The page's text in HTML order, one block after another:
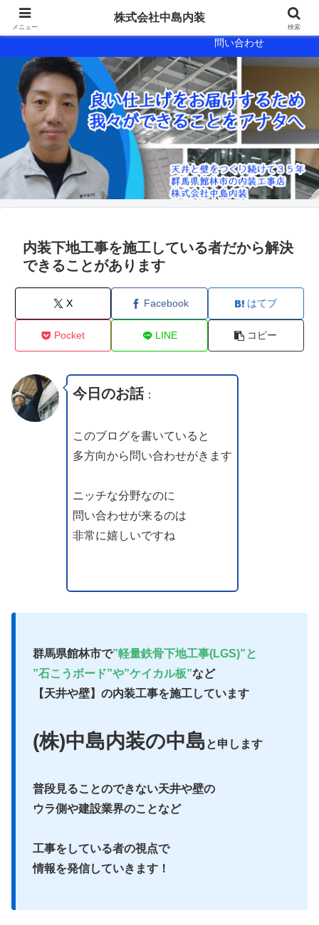
問い合わせ
内装下地工事を施工している者だから解決
できることがあります
X Facebook はてブ
Pocket LINE コピー
今日のお話：
このブログを書いていると
多方向から問い合わせがきます
ニッチな分野なのに
問い合わせが来るのは
非常に嬉しいですね
群馬県館林市で”軽量鉄骨下地工事(LGS)”と
”石こうボード”や”ケイカル板”など
【天井や壁】の内装工事を施工しています
(株)中島内装の中島 と申します
普段見ることのできない天井や壁の
ウラ側や建設業界のことなど
工事をしている者の視点で
情報を発信していきます！
メニュー
株式会社中島内装
検索